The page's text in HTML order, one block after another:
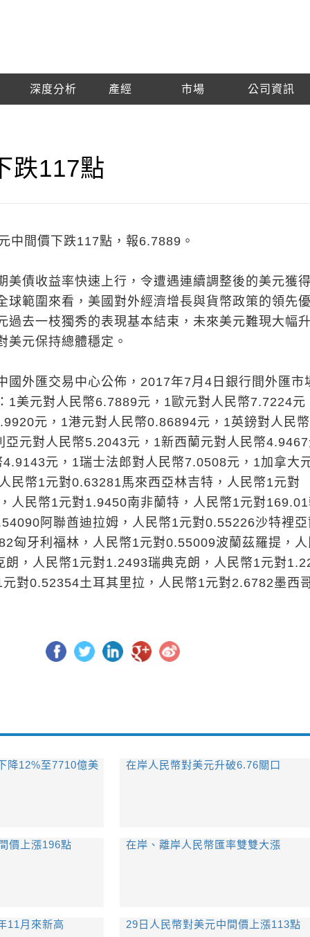
深度分析 產經 市場 公司資訊
跌117點
中間價下跌117點，報6.7889。
美債收益率快速上行，令遭遇連續調整後的美元獲
球範圍來看，美國對外經濟增長與貨幣政策的領先
過去一枝獨秀的表現基本結束，未來美元難現大幅升
美元保持總體穩定。
國外匯交易中心公佈，2017年7月4日銀行間外匯市
1美元對人民幣6.7889元，1歐元對人民幣7.7224元
元，1港元對人民幣0.86894元，1英鎊對人民幣
元對人民幣5.2043元，1新西蘭元對人民幣4.9467
元，1瑞士法郎對人民幣7.0508元，1加拿大
民幣1元對0.63281馬來西亞林吉特，人民幣1元對
人民幣1元對1.9450南非蘭特，人民幣1元對
阿聯酋迪拉姆，人民幣1元對0.55226沙特裡亞
匈牙利福林，人民幣1元對0.55009波蘭茲羅提，人
朗，人民幣1元對1.2493瑞典克朗，人民幣1元對
對0.52354土耳其里拉，人民幣1元對2.6782墨西
降12%至7710億美 在岸人民幣對美元升破6.76關口
價上漲196點 在岸、離岸人民幣匯率雙雙大漲
11月來新高 29日人民幣對美元中間價上漲113點